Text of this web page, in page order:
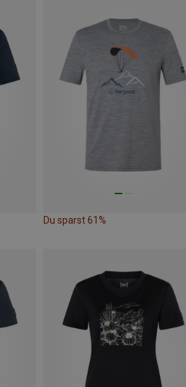
Du sparst 61%